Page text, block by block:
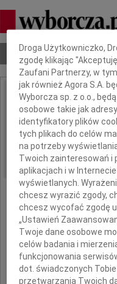
Nekrologi Odeszli
IMIĘ I NAZWISKO:
REGION:
DATA EMISJI:
Dbamy o Twoją
Droga Użytkowniczko,
zgodę klikając
Zaufani Partnerzy, w
jak również Agora S.A.
Wyborcza sp. z o.o.,
osobowe takie jak
identyfikatory plików
tych plikach do celów
na potrzeby
Twoich zainteresowań
aplikacjach i w
wyświetlanych.
chcesz wyrazić zgody,
chcesz wycofać zgodę
„Ustawień
Twoje dane osobowe
celów badania i
funkcjonowania
dot. świadczonych
przetwarzania Twoich